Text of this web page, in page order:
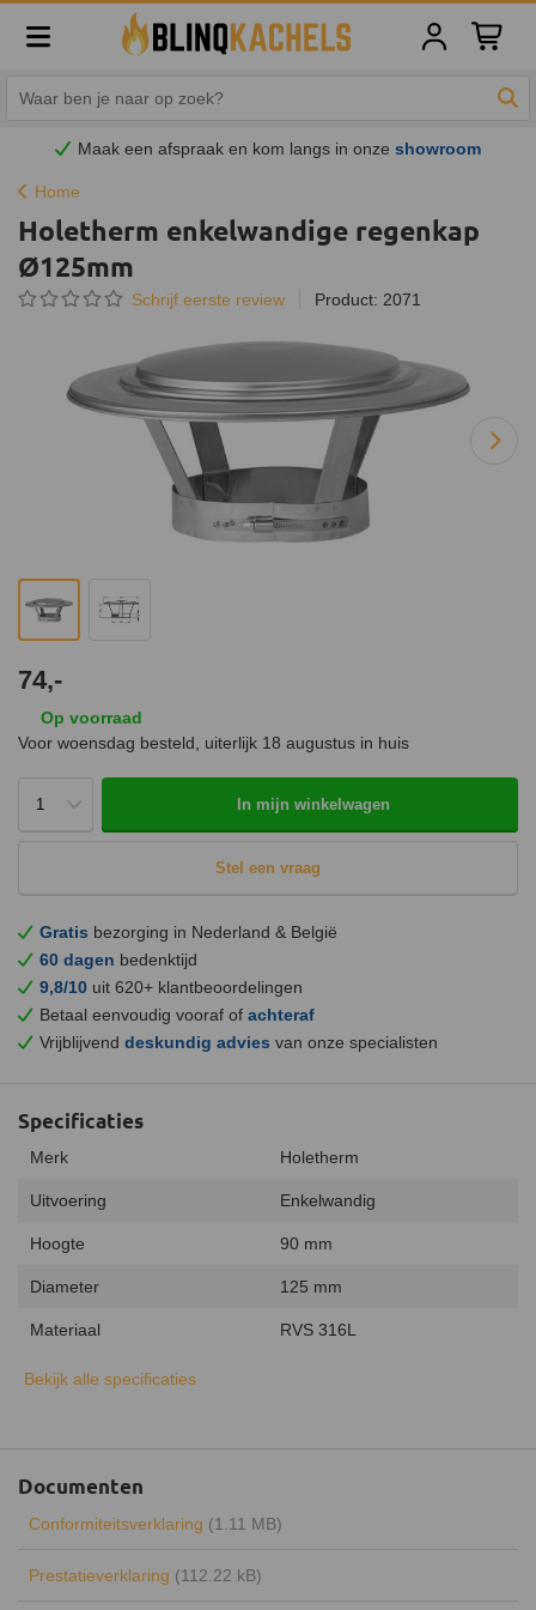
Maak een afspraak en kom langs in onzeshowroom
Home
Holetherm enkelwandige regenkap
Ø125mm
Schrijf eerste review Product: 2071
74,-
Op voorraad
Voor woensdag besteld, uiterlijk 18 augustus in huis
In mijn winkelwagen
Stel een vraag
Gratis bezorging in Nederland & België
60 dagen bedenktijd
9,8/10 uit 620+ klantbeoordelingen
Betaal eenvoudig vooraf of achteraf
Vrijblijvend deskundig advies van onze specialisten
Specificaties
Merk Holetherm
Uitvoering Enkelwandig
Hoogte 90 mm
Diameter 125 mm
Materiaal RVS 316L
Inclusief klemband
Bekijk alle specificaties
Documenten
Conformiteitsverklaring (1.11 MB)
Prestatieverklaring (112.22 kB)